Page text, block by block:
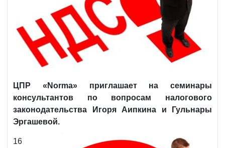
ЦПР «Norma» приглашает на семинары
консультантов по вопросам налогового
законодательства Игоря Аипкина и Гульнары
Эргашевой.
16